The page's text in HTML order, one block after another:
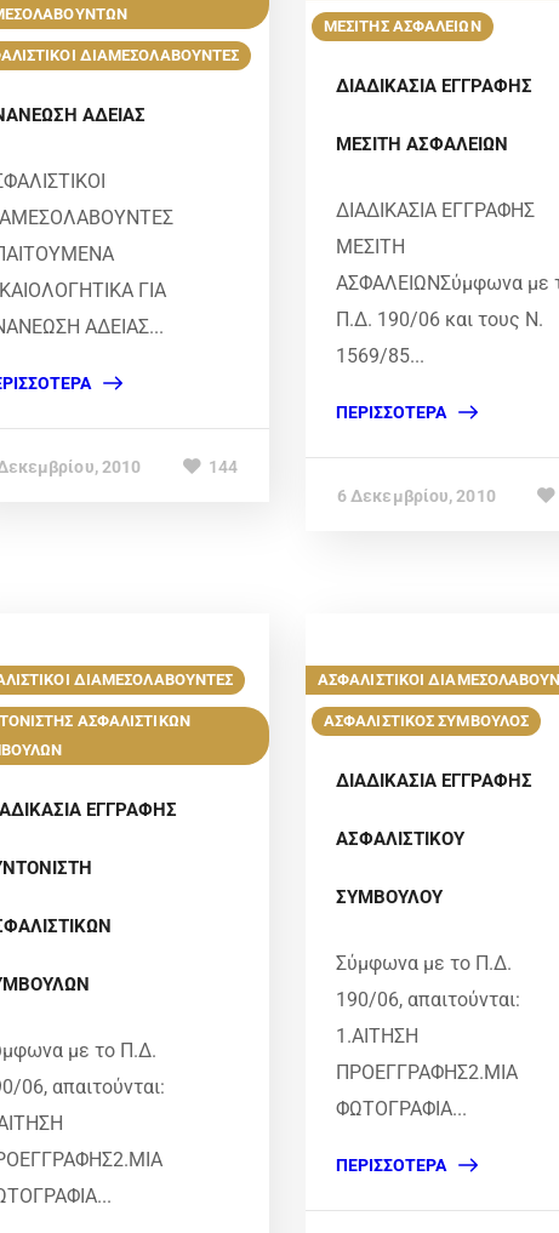
ΔΙΑΜΕΣΟΛΑΒΟΥΝΤΕΣ
ΑΔΕΙΑΣ
ΓΙΑ
ΑΔΕΙΑΣ...
2010 144
ΜΕΣΙΤΗΣ ΑΣΦΑΛΕΙΩΝ
ΔΙΑΔΙΚΑΣΙΑ ΕΓΓΡΑΦΗΣ
ΜΕΣΙΤΗ ΑΣΦΑΛΕΙΩΝ
ΔΙΑΔΙΚΑΣΙΑ ΕΓΓΡΑΦΗΣ
ΜΕΣΙΤΗ
ΑΣΦΑΛΕΙΩΝΣύμφωνα με
Π.Δ. 190/06 και τους Ν.
1569/85...
ΠΕΡΙΣΣΌΤΕΡΑ
6 Δεκεμβρίου, 2010
ΔΙΑΜΕΣΟΛΑΒΟΥΝΤΕΣ
ΑΣΦΑΛΙΣΤΙΚΩΝ
ΕΓΓΡΑΦΗΣ
με το Π.Δ.
06, απαιτούνται:
ΑΣΦΑΛΙΣΤΙΚΟΙ
ΑΣΦΑΛΙΣΤΙΚΟΣ ΣΥΜΒΟΥΛΟΣ
ΔΙΑΔΙΚΑΣΙΑ ΕΓΓΡΑΦΗΣ
ΑΣΦΑΛΙΣΤΙΚΟΥ
ΣΥΜΒΟΥΛΟΥ
Σύμφωνα με το Π.Δ.
190/06, απαιτούνται:
1.ΑΙΤΗΣΗ
ΠΡΟΕΓΓΡΑΦΗΣ2.ΜΙΑ
ΦΩΤΟΓΡΑΦΙΑ...
ΠΕΡΙΣΣΌΤΕΡΑ